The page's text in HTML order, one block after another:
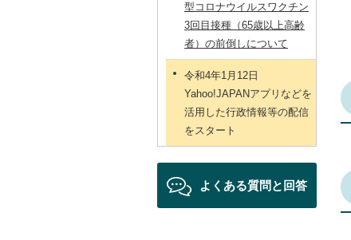
型コロナウイルスワクチン
3回目接種（65歳以上高齢
者）の前倒しについて
令和4年1月12日
Yahoo!JAPANアプリなどを
活用した行政情報等の配信
をスタート
よくある質問と回答